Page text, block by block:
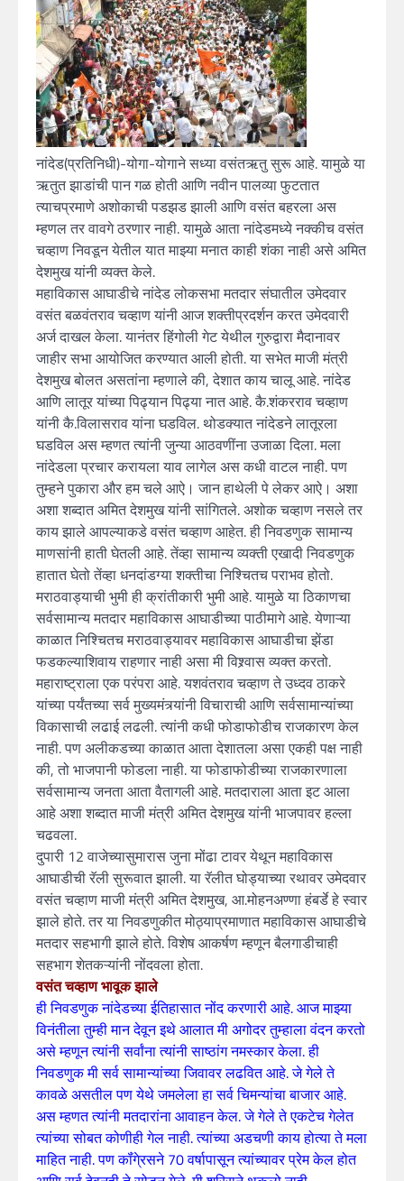
नांदेड(प्रतिनिधी)-योगा-योगाने सध्या वसंतऋतु सुरू आहे. यामुळे या
ऋतुत झाडांची पान गळ होती आणि नवीन पालव्या फुटतात
त्याचप्रमाणे अशोकाची पडझड झाली आणि वसंत बहरला अस
म्हणल तर वावगे ठरणार नाही. यामुळे आता नांदेडमध्ये नक्कीच वसंत
चव्हाण निवडून येतील यात माझ्या मनात काही शंका नाही असे अमित
देशमुख यांनी व्यक्त केले.
महाविकास आघाडीचे नांदेड लोकसभा मतदार संघातील उमेदवार
वसंत बळवंतराव चव्हाण यांनी आज शक्तीप्रदर्शन करत उमेदवारी
अर्ज दाखल केला. यानंतर हिंगोली गेट येथील गुरुद्वारा मैदानावर
जाहीर सभा आयोजित करण्यात आली होती. या सभेत माजी मंत्री
देशमुख बोलत असतांना म्हणाले की, देशात काय चालू आहे. नांदेड
आणि लातूर यांच्या पिढ्यान पिढ्या नात आहे. कै.शंकरराव चव्हाण
यांनी कै.विलासराव यांना घडविल. थोडक्यात नांदेडने लातूरला
घडविल अस म्हणत त्यांनी जुन्या आठवणींना उजाळा दिला. मला
नांदेडला प्रचार करायला याव लागेल अस कधी वाटल नाही. पण
तुम्हने पुकारा और हम चले आऐ। जान हाथेली पे लेकर आऐ। अशा
अशा शब्दात अमित देशमुख यांनी सांगितले. अशोक चव्हाण नसले तर
काय झाले आपल्याकडे वसंत चव्हाण आहेत. ही निवडणुक सामान्य
माणसांनी हाती घेतली आहे. तेंव्हा सामान्य व्यक्ती एखादी निवडणुक
हातात घेतो तेंव्हा धनदांडग्या शक्तीचा निश्चितच पराभव होतो.
मराठवाड्याची भुमी ही क्रांतीकारी भुमी आहे. यामुळे या ठिकाणचा
सर्वसामान्य मतदार महाविकास आघाडीच्या पाठीमागे आहे. येणाऱ्या
काळात निश्चितच मराठवाड्यावर महाविकास आघाडीचा झेंडा
फडकल्याशिवाय राहणार नाही असा मी विश्र्वास व्यक्त करतो.
महाराष्ट्राला एक परंपरा आहे. यशवंतराव चव्हाण ते उध्दव ठाकरे
यांच्या पर्यंतच्या सर्व मुख्यमंत्र्यांनी विचाराची आणि सर्वसामान्यांच्या
विकासाची लढाई लढली. त्यांनी कधी फोडाफोडीच राजकारण केल
नाही. पण अलीकडच्या काळात आता देशातला असा एकही पक्ष नाही
की, तो भाजपानी फोडला नाही. या फोडाफोडीच्या राजकारणाला
सर्वसामान्य जनता आता वैतागली आहे. मतदाराला आता इट आला
आहे अशा शब्दात माजी मंत्री अमित देशमुख यांनी भाजपावर हल्ला
चढवला.
दुपारी 12 वाजेच्यासुमारास जुना मोंढा टावर येथून महाविकास
आघाडीची रॅली सुरूवात झाली. या रॅलीत घोड्याच्या रथावर उमेदवार
वसंत चव्हाण माजी मंत्री अमित देशमुख, आ.मोहनअण्णा हंबर्डे हे स्वार
झाले होते. तर या निवडणुकीत मोठ्याप्रमाणात महाविकास आघाडीचे
मतदार सहभागी झाले होते. विशेष आकर्षण म्हणून बैलगाडीचाही
सहभाग शेतकऱ्यांनी नोंदवला होता.
वसंत चव्हाण भावूक झाले
ही निवडणुक नांदेडच्या ईतिहासात नोंद करणारी आहे. आज माझ्या
विनंतीला तुम्ही मान देवून इथे आलात मी अगोदर तुम्हाला वंदन करतो
असे म्हणून त्यांनी सर्वांना त्यांनी साष्ठांग नमस्कार केला. ही
निवडणुक मी सर्व सामान्यांच्या जिवावर लढवित आहे. जे गेले ते
कावळे असतील पण येथे जमलेला हा सर्व चिमन्यांचा बाजार आहे.
अस म्हणत त्यांनी मतदारांना आवाहन केल. जे गेले ते एकटेच गेलेत
त्यांच्या सोबत कोणीही गेल नाही. त्यांच्या अडचणी काय होत्या ते मला
माहित नाही. पण कॉंगे्रसने 70 वर्षापासून त्यांच्यावर प्रेम केल होत